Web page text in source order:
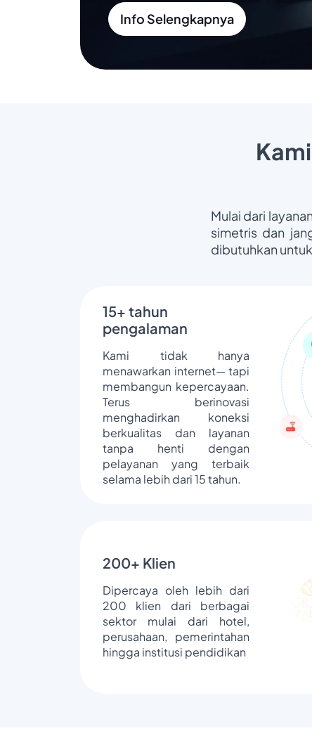
Info Selengkapnya
Mulai dari
simetris dan
dibutuhkan
15+ tahun
pengalaman
Kami tidak hanya
menawarkan internet— tapi
membangun kepercayaan.
Terus berinovasi
menghadirkan koneksi
berkualitas dan layanan
tanpa henti dengan
pelayanan yang terbaik
selama lebih dari 15 tahun.
200+ Klien
Dipercaya oleh lebih dari
200 klien dari berbagai
sektor mulai dari hotel,
perusahaan, pemerintahan
hingga institusi pendidikan